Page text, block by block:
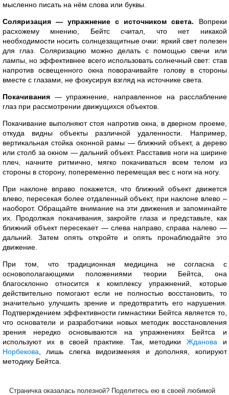
мысленно писать на нём слова или буквы.
Соляризация — упражнение с источником света. Вопреки
расхожему мнению, Бейтс считал, что нет никакой
необходимости носить солнцезащитные очки: яркий свет полезен
для глаз. Соляризацию можно делать с помощью свечи или
лампы, но эффективнее всего использовать солнечный свет: став
напротив освещенного окна поворачивайте голову в стороны
вместе с глазами, не фокусируя взгляд на источнике света.
Покачивания — упражнение, направленное на расслабление
глаз при рассмотрении движущихся объектов.
Покачивание выполняют стоя напротив окна, в дверном проеме,
откуда видны объекты различной удаленности. Например,
вертикальная стойка оконной рамы — ближний объект, а дерево
или столб за окном — дальний объект. Расставив ноги на ширине
плеч, начните ритмично, мягко покачиваться всем телом из
стороны в сторону, попеременно перемещая вес с ноги на ногу.
При наклоне вправо покажется, что ближний объект движется
влево, пересекая более отдаленный объект, при наклоне влево –
наоборот. Обращайте внимание на эти движения и запоминайте
их. Продолжая покачивания, закройте глаза и представьте, как
ближний объект пересекает — слева направо, справа налево —
дальний. Затем опять откройте и опять пронаблюдайте это
движение.
При том, что традиционная медицина не согласна с
основополагающими положениями теории Бейтса, она
благосклонно относится к комплексу упражнений, которые
действительно помогают если не полностью восстановить, то
значительно улучшить зрение и предотвратить его нарушения.
Подтверждением эффективности гимнастики Бейтса является то,
что основатели и разработчики новых методик восстановления
зрения нередко основываются на упражнениях Бейтса и
используют их в своей практике. Так, методики Жданова и
Норбекова , лишь слегка видоизменяя и дополняя, копируют
методику Бейтса.
Страничка оказалась полезной? Поделитесь ею в своей любимой